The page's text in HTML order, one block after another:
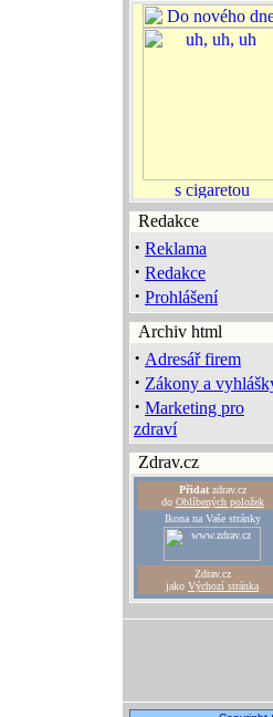
Redakce
· Reklama
· Redakce
· Prohlášení
Archiv html
· Adresář firem
· Zákony a
· Marketing pro
zdraví
Zdrav.cz
Přidatzdrav.cz
do Oblíbených položek
Ikona na Vaše stránky
Zdrav.cz
jako Výchozí stránka